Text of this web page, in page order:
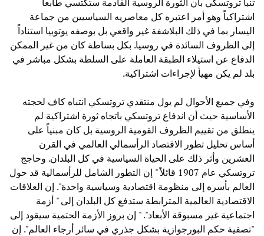
اشتراكياً وهو أمر اعتبره كل معاصريه السياسيين من جماعة
اليسار بما في ذلك البلاشفة غير واقعي بل بوصفه يوتوبيا استناداً
إلى الظروف السائدة في روسيا. بكل بساطة كان من غير الممكن
الدفاع عن استيلاء الطبقة العاملة على السلطة بشكل مباشر في
بلد لم يكن مهيأ لإجراءات اشتراكية.
وفي جميع الأحوال لم يول منتقدي تروتسكي انتباه كاف لحجته
الأساسية حيث أن اندفاع تروتسكي باتجاه ثورة اشتراكية لم
ينطلق من تقييم الظروف القومية الروسية بل كان مبنياً على
أساس تحليل تطور الاقتصاد الرأسمالي العالمي في القرن
العشرين وأثر ذلك على الحياة السياسية في كل البلدان. وحاجج
تروتسكي عام 1907 قائلاً " إن التطور الشامل للرأسمالية قد حول
العالم بأسره إلى منظومة اقتصادية وسياسية واحدة". إن العلاقات
الاقتصادية العالمية المترابطة ستدفع كل البلدان إلى " أزمة
اجتماعية غير مسبوقة الأبعاد". " إن بروز الأزمة الحتمية سيقود إلى
"تصفية حكم البورجوازية بشكل جذري في سائر أرجاء العالم". إن